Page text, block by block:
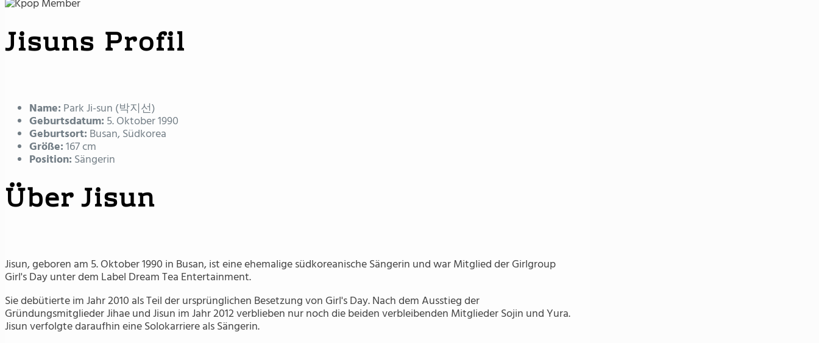
Jisuns Profil
Name: Park Ji-sun (박지선)
Geburtsdatum: 5. Oktober 1990
Geburtsort: Busan, Südkorea
Größe:167 cm
Position: Sängerin
Über Jisun
Jisun, geboren am 5. Oktober 1990 in Busan, ist eine ehemalige südkoreanische Sängerin und war Mitglied der Girlgroup
Girl's Day unter dem Label Dream Tea Entertainment.
Sie debütierte im Jahr 2010 als Teil der ursprünglichen Besetzung von Girl's Day. Nach dem Ausstieg der
Gründungsmitglieder Jihae und Jisun im Jahr 2012 verblieben nur noch die beiden verbleibenden Mitglieder Sojin und Yura.
Jisun verfolgte daraufhin eine Solokarriere als Sängerin.